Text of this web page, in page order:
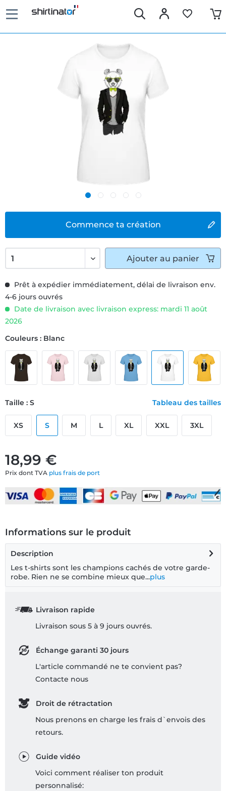
Commence ta création
18,99 €
Prix dont TVA plus frais de port
Prêt à expédier immédiatement, délai de livraison env.
4-6 jours ouvrés
Date de livraison avec livraison express: mardi 11 août
2026
Couleurs : Blanc
Taille : S Tableau des tailles
XS S M L XL XXL 3XL
Ajouter au panier
Informations sur le produit
Description
Les t-shirts sont les champions cachés de votre garde-
robe. Rien ne se combine mieux que...plus
Livraison rapide
Livraison sous 5 à 9 jours ouvrés.
Échange garanti 30 jours
L'article commandé ne te convient pas?
Contacte nous
Droit de rétractation
Nous prenons en charge les frais d`envois des
retours.
Guide vidéo
Voici comment réaliser ton produit
personnalisé: